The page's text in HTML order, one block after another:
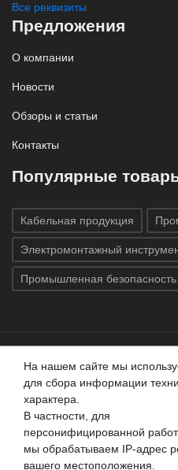
Все реквизиты
Предложения
О компании
Новости
Обзоры и статьи
Контакты
Популярные
Кабельная продукция
Электромонтажный
Промышленная безопасность
Все права защищены ©
защищены.Использование
Данный сайт не является
положениями
На нашем сайте мы
для сбора информации
характера.
В частности, для
персонифицированной
мы обрабатываем IP-адрес
вашего местоположения.